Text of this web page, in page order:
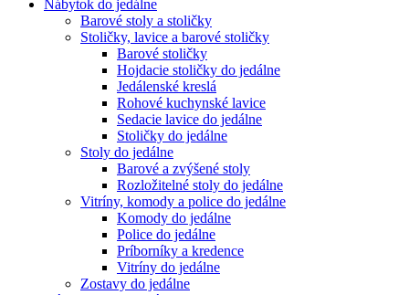
Nábytok do jedálne
Barové stoly a stoličky
Stoličky, lavice a barové stoličky
Barové stoličky
Hojdacie stoličky do jedálne
Jedálenské kreslá
Rohové kuchynské lavice
Sedacie lavice do jedálne
Stoličky do jedálne
Stoly do jedálne
Barové a zvýšené stoly
Rozložitelné stoly do jedálne
Vitríny, komody a police do jedálne
Komody do jedálne
Police do jedálne
Príborníky a kredence
Vitríny do jedálne
Zostavy do jedálne